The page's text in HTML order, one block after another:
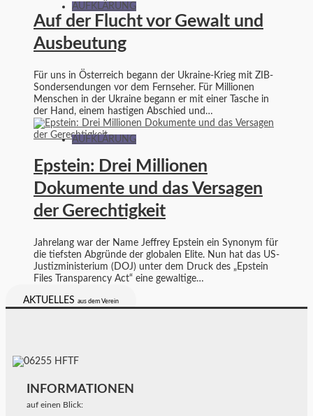
AUFKLÄRUNG
Auf der Flucht vor Gewalt und
Ausbeutung
Für uns in Österreich begann der Ukraine-Krieg mit ZIB-
Sondersendungen vor dem Fernseher. Für Millionen
Menschen in der Ukraine begann er mit einer Tasche in
der Hand, einem hastigen Abschied und…
AUFKLÄRUNG
Epstein: Drei Millionen
Dokumente und das Versagen
der Gerechtigkeit
Jahrelang war der Name Jeffrey Epstein ein Synonym für
die tiefsten Abgründe der globalen Elite. Nun hat das US-
Justizministerium (DOJ) unter dem Druck des „Epstein
Files Transparency Act“ eine gewaltige…
AKTUELLES aus dem Verein
INFORMATIONEN
auf einen Blick: